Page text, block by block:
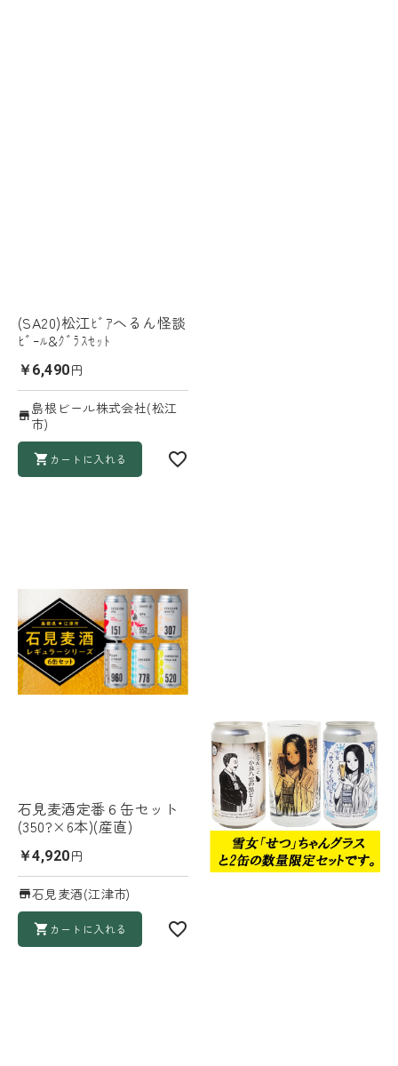
(SA20)松江ﾋﾞｱへるん怪談
ﾋﾞｰﾙ&ｸﾞﾗｽｾｯﾄ
￥6,490円
島根ビール株式会社(松江
市)
カートに入れる
石見麦酒定番６缶セット
(350?×6本)(産直)
￥4,920円
石見麦酒(江津市)
カートに入れる